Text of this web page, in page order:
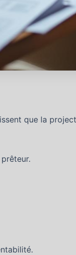
que la